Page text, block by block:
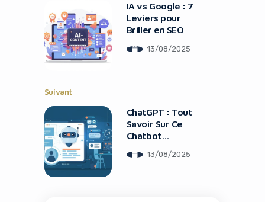
IA vs Google : 7
Leviers pour
Briller en SEO
13/08/2025
Suivant
ChatGPT : Tout
Savoir Sur Ce
Chatbot
13/08/2025